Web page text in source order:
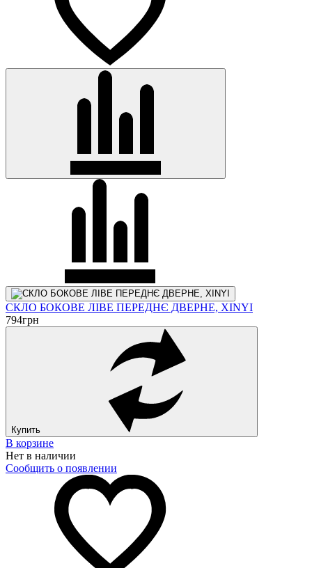
СКЛО БОКОВЕ ЛІВЕ ПЕРЕДНЄ ДВЕРНЕ, XINYI
794грн
Купить
В корзине
Нет в наличии
Сообщить о появлении